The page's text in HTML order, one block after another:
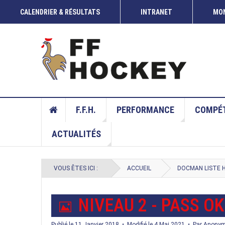
CALENDRIER & RÉSULTATS INTRANET
COUP DE CROSSE
COUP DE CROSSE DU 20 ET 21 JUIN 2026
F.F.H. PERFORMANCE
ACTUALITÉS
VOUS ÊTES ICI : ACCUEIL DOCMAN LISTE
INIVEAU 2 - PASS